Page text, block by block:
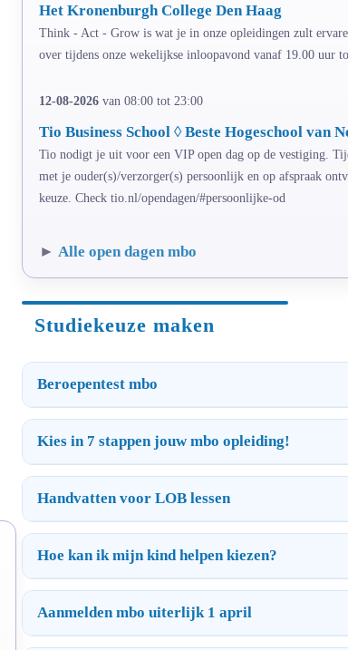
Het Kronenburgh College Den Haag
Think - Act - Grow is wat je in onze opleidingen zult
over tijdens onze wekelijkse inloopavond vanaf 19.00 uur
12-08-2026 van 08:00 tot 23:00
Tio Business School ◊ Beste Hogeschool van
Tio nodigt je uit voor een VIP open dag op de vestiging.
met je ouder(s)/verzorger(s) persoonlijk en op afspraak
keuze. Check tio.nl/opendagen/#persoonlijke-od
► Alle open dagen mbo
Studiekeuze maken
Beroepentest mbo
Kies in 7 stappen jouw mbo opleiding!
Handvatten voor LOB lessen
Hoe kan ik mijn kind helpen kiezen?
Aanmelden mbo uiterlijk 1 april